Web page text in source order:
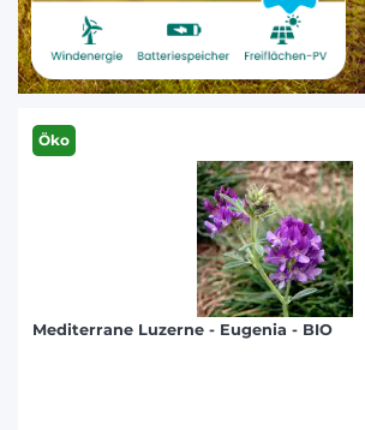
Öko
Mediterrane Luzerne - Eugenia - BIO